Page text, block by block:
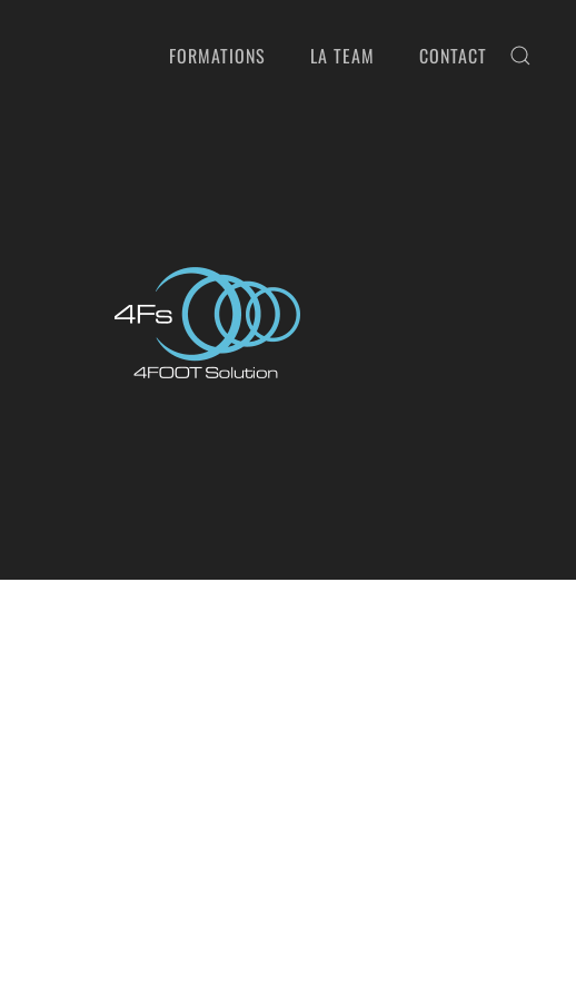
FORMATIONS LA TEAM CONTACT